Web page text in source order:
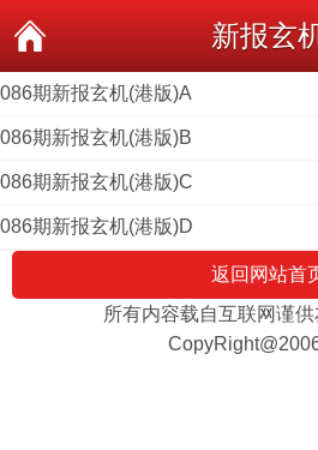
新报玄
086期新报玄机(港版)A
086期新报玄机(港版)B
086期新报玄机(港版)C
086期新报玄机(港版)D
返回网站首
所有内容载自互联网谨